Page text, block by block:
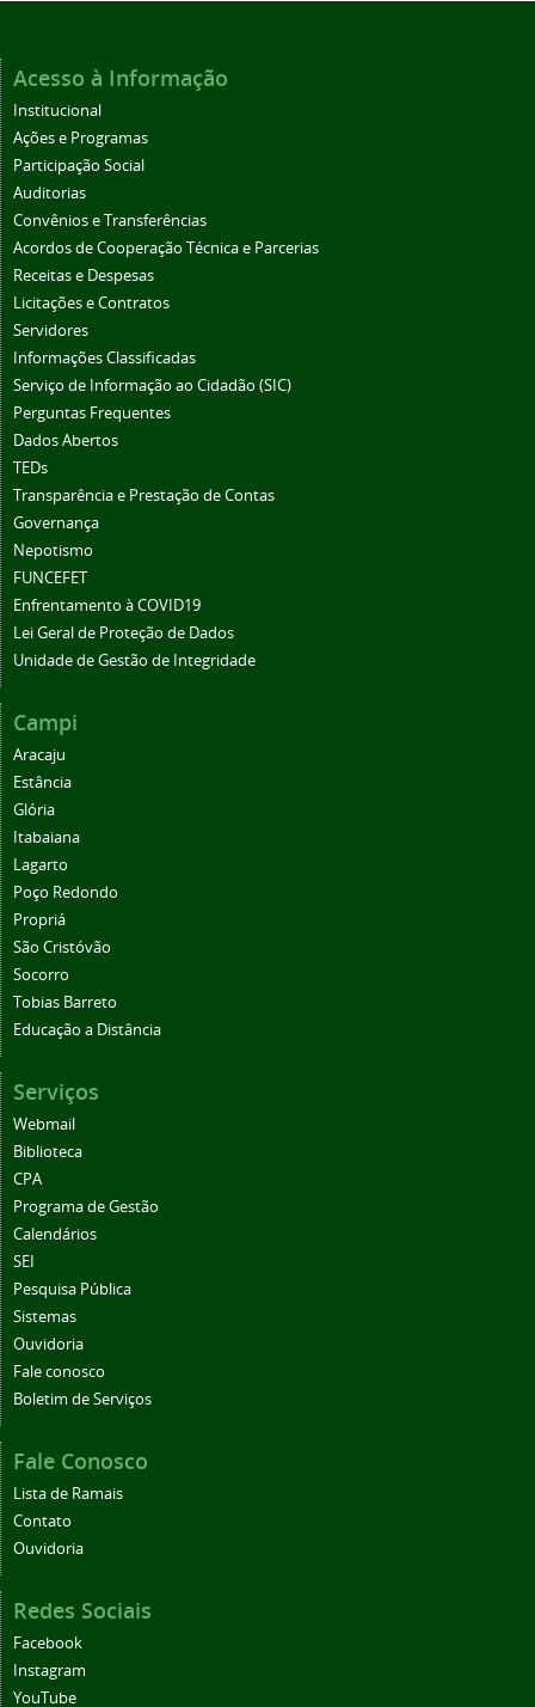
Acesso à Informação
Institucional
Ações e Programas
Participação Social
Auditorias
Convênios e Transferências
Acordos de Cooperação Técnica e Parcerias
Receitas e Despesas
Licitações e Contratos
Servidores
Informações Classificadas
Serviço de Informação ao Cidadão (SIC)
Perguntas Frequentes
Dados Abertos
TEDs
Transparência e Prestação de Contas
Governança
Nepotismo
FUNCEFET
Enfrentamento à COVID19
Lei Geral de Proteção de Dados
Unidade de Gestão de Integridade
Campi
Aracaju
Estância
Glória
Itabaiana
Lagarto
Poço Redondo
Propriá
São Cristóvão
Socorro
Tobias Barreto
Educação a Distância
Serviços
Webmail
Biblioteca
CPA
Programa de Gestão
Calendários
SEI
Pesquisa Pública
Sistemas
Ouvidoria
Fale conosco
Boletim de Serviços
Fale Conosco
Lista de Ramais
Contato
Ouvidoria
Redes Sociais
Facebook
Instagram
YouTube